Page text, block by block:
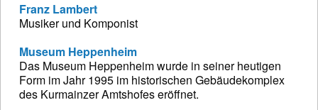
Franz Lambert
Musiker und Komponist
Museum Heppenheim
Das Museum Heppenheim wurde in seiner heutigen
Form im Jahr 1995 im historischen Gebäudekomplex
des Kurmainzer Amtshofes eröffnet.